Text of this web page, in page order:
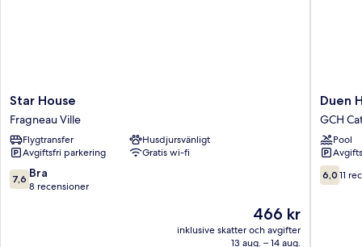
Star
House
Fragneau
Ville
Star House
Fragneau Ville
Flygtransfer
Husdjursvänligt
Avgiftsfri parkering
Gratis wi-fi
7.6
av
7,6 Bra
8 recensioner
Priset
är
466 kr
466 kr
inklusive skatter och avgifter
13 aug. – 14 aug.
Duen
Hotel
GCH
area
Duen
GCH
Pool
6.0
av
6,0 11